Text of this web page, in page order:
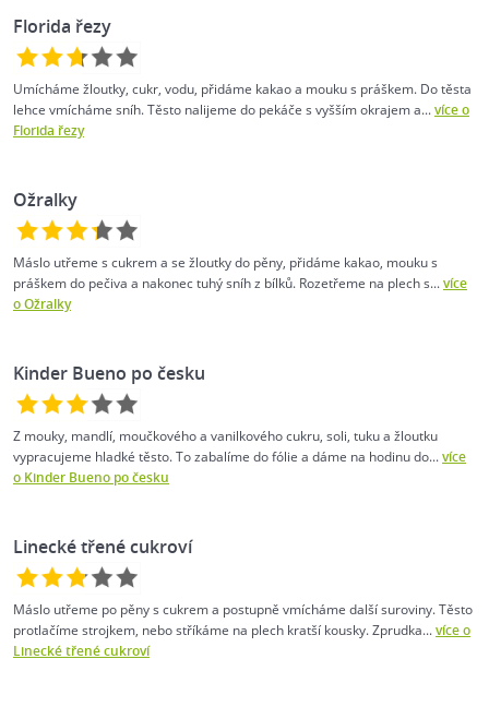
Florida řezy
Umícháme žloutky, cukr, vodu, přidáme kakao a mouku s práškem. Do těsta
lehce vmícháme sníh. Těsto nalijeme do pekáče s vyšším okrajem a...více o
Florida řezy
Ožralky
Máslo utřeme s cukrem a se žloutky do pěny, přidáme kakao, mouku s
práškem do pečiva a nakonec tuhý sníh z bílků. Rozetřeme na plech s...více
o Ožralky
Kinder Bueno po česku
Z mouky, mandlí, moučkového a vanilkového cukru, soli, tuku a žloutku
vypracujeme hladké těsto. To zabalíme do fólie a dáme na hodinu do...více
o Kinder Bueno po česku
Linecké třené cukroví
Máslo utřeme po pěny s cukrem a postupně vmícháme další suroviny. Těsto
protlačíme strojkem, nebo stříkáme na plech kratší kousky. Zprudka...více o
Linecké třené cukroví